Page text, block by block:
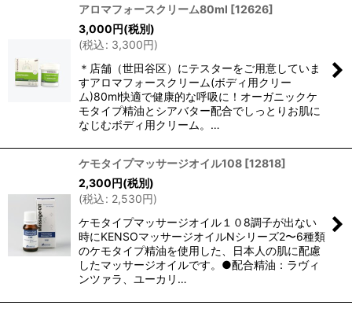
アロマフォースクリーム80ml [12626]
3,000円(税別)
(税込: 3,300円)
＊店舗（世田谷区）にテスターをご用意していま
すアロマフォースクリーム(ボディ用クリー
ム)80ml快適で健康的な呼吸に！オーガニックケ
モタイプ精油とシアバター配合でしっとりお肌に
なじむボディ用クリーム。…
ケモタイプマッサージオイル108 [12818]
2,300円(税別)
(税込: 2,530円)
ケモタイプマッサージオイル１０8調子が出ない
時にKENSOマッサージオイルNシリーズ2〜6種類
のケモタイプ精油を使用した、日本人の肌に配慮
したマッサージオイルです。●配合精油：ラヴィ
ンツァラ、ユーカリ…